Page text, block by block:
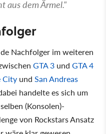
aus dem Ärmel."
Nachfolger im weiteren
GTA 3 und GTA 4
City und San Andreas
handelte es sich um
(Konsolen)-
von Rockstars Ansatz